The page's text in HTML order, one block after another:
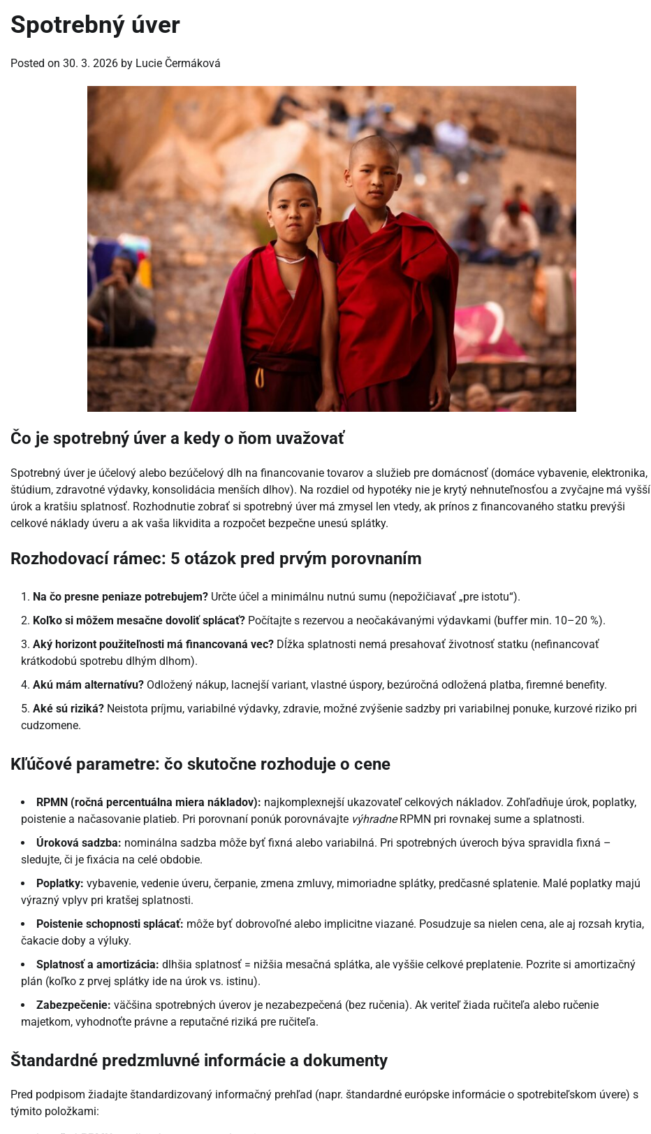
Spotrebný úver
Posted on 30. 3. 2026 by Lucie Čermáková
Čo je spotrebný úver a kedy o ňom uvažovať
Spotrebný úver je účelový alebo bezúčelový dlh na financovanie tovarov a služieb pre domácnosť (domáce vybavenie, elektronika,
štúdium, zdravotné výdavky, konsolidácia menších dlhov). Na rozdiel od hypotéky nie je krytý nehnuteľnosťou a zvyčajne má vyšší
úrok a kratšiu splatnosť. Rozhodnutie zobrať si spotrebný úver má zmysel len vtedy, ak prínos z financovaného statku prevýši
celkové náklady úveru a ak vaša likvidita a rozpočet bezpečne unesú splátky.
Rozhodovací rámec: 5 otázok pred prvým porovnaním
Na čo presne peniaze potrebujem? Určte účel a minimálnu nutnú sumu (nepožičiavať „pre istotu“).
Koľko si môžem mesačne dovoliť splácať? Počítajte s rezervou a neočakávanými výdavkami (buffer min. 10–20 %).
Aký horizont použiteľnosti má financovaná vec? Dĺžka splatnosti nemá presahovať životnosť statku (nefinancovať
krátkodobú spotrebu dlhým dlhom).
Akú mám alternatívu? Odložený nákup, lacnejší variant, vlastné úspory, bezúročná odložená platba, firemné benefity.
Aké sú riziká? Neistota príjmu, variabilné výdavky, zdravie, možné zvýšenie sadzby pri variabilnej ponuke, kurzové riziko pri
cudzomene.
Kľúčové parametre: čo skutočne rozhoduje o cene
RPMN (ročná percentuálna miera nákladov): najkomplexnejší ukazovateľ celkových nákladov. Zohľadňuje úrok, poplatky,
poistenie a načasovanie platieb. Pri porovnaní ponúk porovnávajte výhradneRPMN pri rovnakej sume a splatnosti.
Úroková sadzba: nominálna sadzba môže byť fixná alebo variabilná. Pri spotrebných úveroch býva spravidla fixná –
sledujte, či je fixácia na celé obdobie.
Poplatky: vybavenie, vedenie úveru, čerpanie, zmena zmluvy, mimoriadne splátky, predčasné splatenie. Malé poplatky majú
výrazný vplyv pri kratšej splatnosti.
Poistenie schopnosti splácať: môže byť dobrovoľné alebo implicitne viazané. Posudzuje sa nielen cena, ale aj rozsah krytia,
čakacie doby a výluky.
Splatnosť a amortizácia: dlhšia splatnosť = nižšia mesačná splátka, ale vyššie celkové preplatenie. Pozrite si amortizačný
plán (koľko z prvej splátky ide na úrok vs. istinu).
Zabezpečenie: väčšina spotrebných úverov je nezabezpečená (bez ručenia). Ak veriteľ žiada ručiteľa alebo ručenie
majetkom, vyhodnoťte právne a reputačné riziká pre ručiteľa.
Štandardné predzmluvné informácie a dokumenty
Pred podpisom žiadajte štandardizovaný informačný prehľad (napr. štandardné európske informácie o spotrebiteľskom úvere) s
týmito položkami: